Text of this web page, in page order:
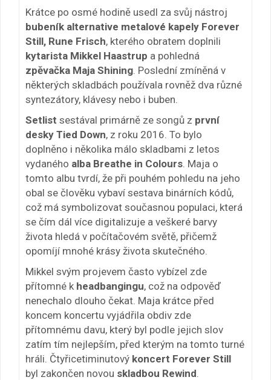
Krátce po osmé hodině usedl za svůj nástroj
bubeník alternative metalové kapely Forever
Still, Rune Frisch, kterého obratem doplnili
kytarista Mikkel Haastrup a pohledná
zpěvačka Maja Shining . Poslední zmíněná v
některých skladbách používala rovněž dva různé
syntezátory, klávesy nebo i buben.
Setlist sestával primárně ze songů z první
desky Tied Down, z roku 2016. To bylo
doplněno i několika málo skladbami z letos
vydaného alba Breathe in Colours . Maja o
tomto albu tvrdí, že při pouhém pohledu na jeho
obal se člověku vybaví sestava binárních kódů,
což má symbolizovat současnou populaci, která
se čím dál více digitalizuje a veškeré barvy
života hledá v počítačovém světě, přičemž
opomíjí mnohé krásy života skutečného.
Mikkel svým projevem často vybízel zde
přítomné k headbangingu, což na odpověď
nenechalo dlouho čekat. Maja krátce před
koncem koncertu vyjádřila obdiv zde
přítomnému davu, který byl podle jejich slov
zatím tím nejlepším, před kterým na tomto turné
hráli. Čtyřicetiminutový koncert Forever Still
byl zakončen novou skladbou Rewind